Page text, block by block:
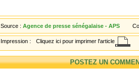
Source : Agence de presse sénégalaise - APS
Impression : Cliquez ici pour imprimer l'article
POSTEZ UN